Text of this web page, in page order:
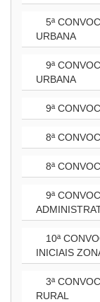
5ª
URBANA
9ª
URBANA
9ª
8ª
8ª
9ª
10ª
INICIAIS
3ª
RURAL